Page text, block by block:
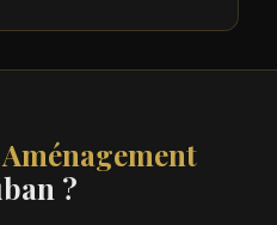
Aménagement
?